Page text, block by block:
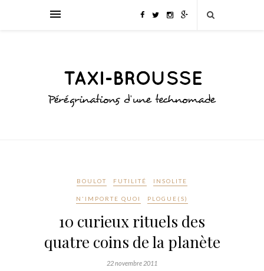
BOULOT FUTILITÉ INSOLITE
N'IMPORTE QUOI PLOGUE(S)
10 curieux rituels des
quatre coins de la planète
22 novembre 2011